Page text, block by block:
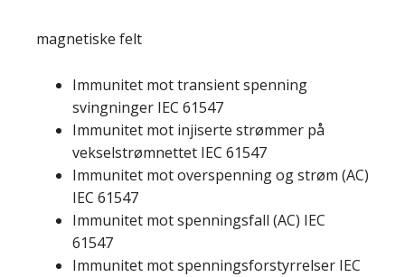
magnetiske felt
Immunitet mot transient spenning
svingninger IEC 61547
Immunitet mot injiserte strømmer på
vekselstrømnettet IEC 61547
Immunitet mot overspenning og strøm (AC)
IEC 61547
Immunitet mot spenningsfall (AC) IEC
61547
Immunitet mot spenningsforstyrrelser IEC